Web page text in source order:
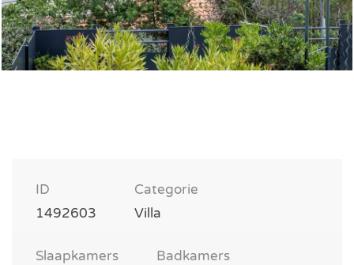
ID
1492603
Categorie
Villa
Slaapkamers
Badkamers